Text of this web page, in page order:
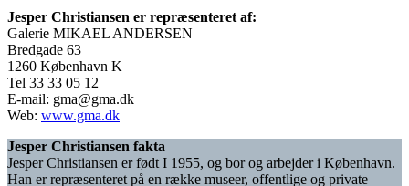
Jesper Christiansen er repræsenteret af:
Galerie MIKAEL ANDERSEN
Bredgade 63
1260 København K
Tel 33 33 05 12
E-mail: gma@gma.dk
Web: www.gma.dk
Jesper Christiansen fakta
Jesper Christiansen er født I 1955, og bor og arbejder i København.
Han er repræsenteret på en række museer, offentlige og private